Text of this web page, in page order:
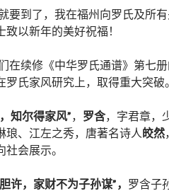
要到了，我在福州向罗氏及所
致以新年的美好祝福！
在续修《中华罗氏通谱》第七
罗氏家风研究上，取得重大突破。
知尔得家风”， 罗含，字君章，
琅、江左之秀，唐著名诗人皎然
会展示。
许，家财不为子孙谋”， 罗含子